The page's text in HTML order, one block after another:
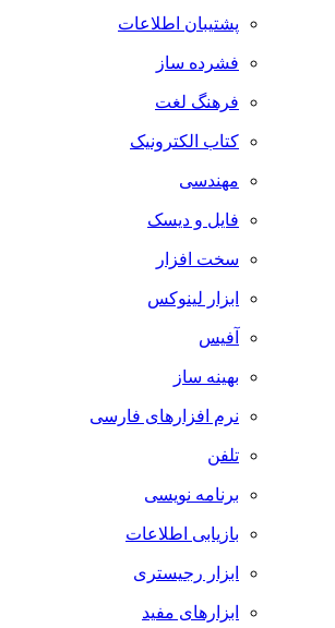
پشتیبان اطلاعات
فشرده ساز
فرهنگ لغت
کتاب الکترونیک
مهندسی
فایل و دیسک
سخت افزار
ابزار لینوکس
آفیس
بهینه ساز
نرم افزارهای فارسی
تلفن
برنامه نویسی
بازیابی اطلاعات
ابزار رجیستری
ابزارهای مفید